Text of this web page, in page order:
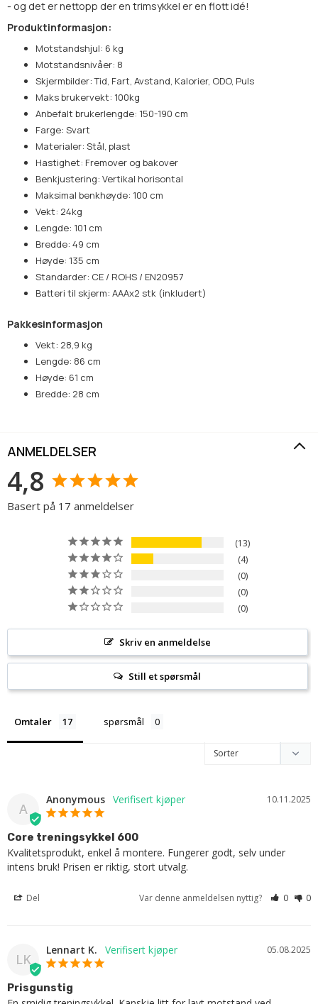
- og det er nettopp der en trimsykkel er en flott idé!
Produktinformasjon:
Motstandshjul: 6 kg
Motstandsnivåer: 8
Skjermbilder: Tid, Fart, Avstand, Kalorier, ODO, Puls
Maks brukervekt: 100kg
Anbefalt brukerlengde: 150-190 cm
Farge: Svart
Materialer: Stål, plast
Hastighet: Fremover og bakover
Benkjustering: Vertikal horisontal
Maksimal benkhøyde: 100 cm
Vekt: 24kg
Lengde: 101 cm
Bredde: 49 cm
Høyde: 135 cm
Standarder: CE / ROHS / EN20957
Batteri til skjerm: AAAx2 stk (inkludert)
Pakkesinformasjon
Vekt: 28,9 kg
Lengde: 86 cm
Høyde: 61 cm
Bredde: 28 cm
ANMELDELSER
4,8
Basert på 17 anmeldelser
13
4
0
0
0
Skriv en anmeldelse
Still et spørsmål
Omtaler spørsmål
A
10.11.2025
Anonymous
Core treningsykkel 600
Kvalitetsprodukt, enkel å montere. Fungerer godt, selv under
intens bruk! Prisen er riktig, stort utvalg.
Del Var denne anmeldelsen nyttig? 0 0
LK
05.08.2025
Lennart K.
Prisgunstig